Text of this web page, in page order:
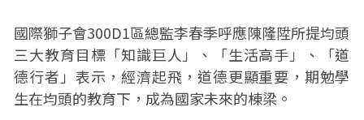
國際獅子會300D1區總監李春季呼應陳隆陞所提均頭
三大教育目標「知識巨人」、「生活高手」、「道
德行者」表示，經濟起飛，道德更顯重要，期勉學
生在均頭的教育下，成為國家未來的棟梁。